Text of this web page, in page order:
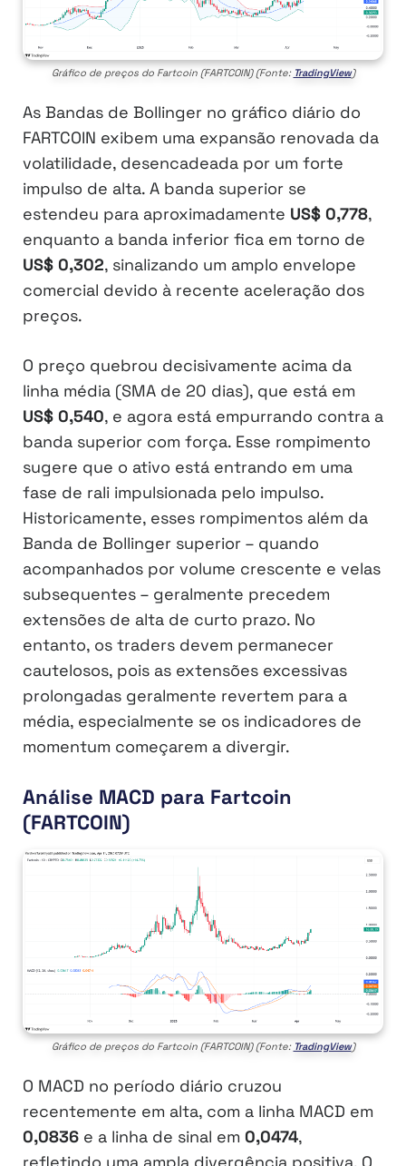
Gráfico de preços do Fartcoin (FARTCOIN) (Fonte: TradingView)
As Bandas de Bollinger no gráfico diário do
FARTCOIN exibem uma expansão renovada da
volatilidade, desencadeada por um forte
impulso de alta. A banda superior se
estendeu para aproximadamente US$ 0,778,
enquanto a banda inferior fica em torno de
US$ 0,302, sinalizando um amplo envelope
comercial devido à recente aceleração dos
preços.
O preço quebrou decisivamente acima da
linha média (SMA de 20 dias), que está em
US$ 0,540, e agora está empurrando contra a
banda superior com força. Esse rompimento
sugere que o ativo está entrando em uma
fase de rali impulsionada pelo impulso.
Historicamente, esses rompimentos além da
Banda de Bollinger superior – quando
acompanhados por volume crescente e velas
subsequentes – geralmente precedem
extensões de alta de curto prazo. No
entanto, os traders devem permanecer
cautelosos, pois as extensões excessivas
prolongadas geralmente revertem para a
média, especialmente se os indicadores de
momentum começarem a divergir.
Análise MACD para Fartcoin
(FARTCOIN)
Gráfico de preços do Fartcoin (FARTCOIN) (Fonte: TradingView)
O MACD no período diário cruzou
recentemente em alta, com a linha MACD em
0,0836 e a linha de sinal em 0,0474,
refletindo uma ampla divergência positiva. O